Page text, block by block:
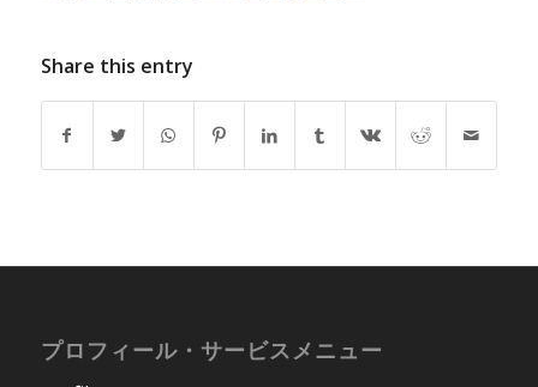
Share this entry
プロフィール・サービスメニュー